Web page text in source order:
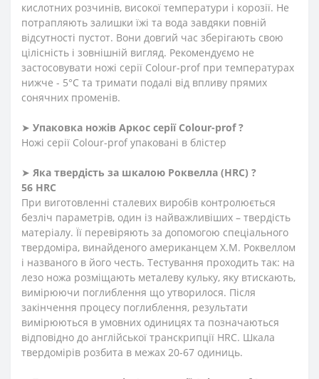
кислотних розчинів, високої температури і корозії. Не
потрапляють залишки їжі та вода завдяки повній
відсутності пустот. Вони довгий час зберігають свою
цілісність і зовнішній вигляд. Рекомендуємо не
застосовувати ножі серії Сolour-prof при температурах
нижче - 5°С та тримати подалі від впливу прямих
сонячних променів.
➤ Упаковка ножів Аркос серії Сolour-prof ?
Ножі серії Сolour-prof упаковані в блістер
➤ Яка твердість за шкалою Роквелла (HRC) ?
56 HRC
При виготовленні сталевих виробів контролюється
безліч параметрів, один із найважливіших – твердість
матеріалу. Її перевіряють за допомогою спеціального
твердоміра, винайденого американцем Х.М. Роквеллом
і названого в його честь. Тестування проходить так: на
лезо ножа розміщають металеву кульку, яку втискають,
вимірюючи поглиблення що утворилося. Після
закінчення процесу поглиблення, результати
вимірюються в умовних одиницях та позначаються
відповідно до англійської транскрипції HRC. Шкала
твердомірів розбита в межах 20-67 одиниць.